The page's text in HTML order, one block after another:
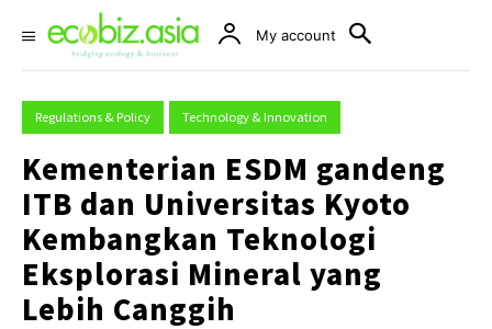
My account
Regulations & Policy Technology & Innovation
Kementerian ESDM gandeng
ITB dan Universitas Kyoto
Kembangkan Teknologi
Eksplorasi Mineral yang
Lebih Canggih